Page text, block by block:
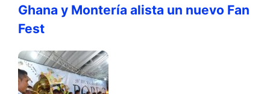
Ghana y Montería alista un nuevo Fan
Fest